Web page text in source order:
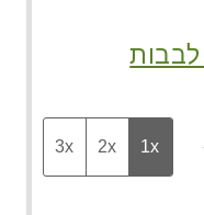
לבבות
1x
2x
3x